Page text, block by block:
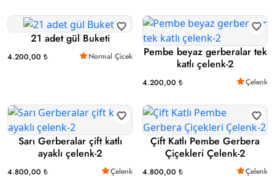
21 adet gül Buketi
4.200,00 ₺ Normal Çicek
Pembe beyaz gerberalar tek
katlı çelenk-2
4.200,00 ₺ Çelenk
Sarı Gerberalar çift katlı
ayaklı çelenk-2
4.800,00 ₺ Çelenk
Çift Katlı Pembe Gerbera
Çiçekleri Çelenk-2
4.800,00 ₺ Çelenk